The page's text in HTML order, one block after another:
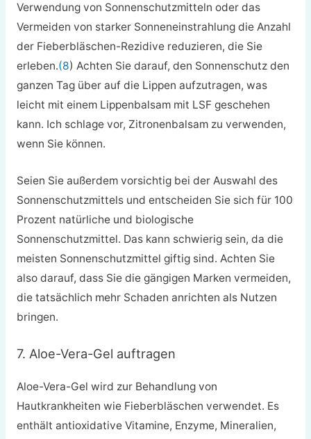
Verwendung von Sonnenschutzmitteln oder das
Vermeiden von starker Sonneneinstrahlung die Anzahl
der Fieberbläschen-Rezidive reduzieren, die Sie
erleben.(8) Achten Sie darauf, den Sonnenschutz den
ganzen Tag über auf die Lippen aufzutragen, was
leicht mit einem Lippenbalsam mit LSF geschehen
kann. Ich schlage vor, Zitronenbalsam zu verwenden,
wenn Sie können.
Seien Sie außerdem vorsichtig bei der Auswahl des
Sonnenschutzmittels und entscheiden Sie sich für 100
Prozent natürliche und biologische
Sonnenschutzmittel. Das kann schwierig sein, da die
meisten Sonnenschutzmittel giftig sind. Achten Sie
also darauf, dass Sie die gängigen Marken vermeiden,
die tatsächlich mehr Schaden anrichten als Nutzen
bringen.
7. Aloe-Vera-Gel auftragen
Aloe-Vera-Gel wird zur Behandlung von
Hautkrankheiten wie Fieberbläschen verwendet. Es
enthält antioxidative Vitamine, Enzyme, Mineralien,